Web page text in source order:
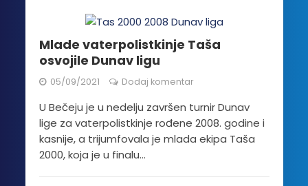
Mlade vaterpolistkinje Taša
osvojile Dunav ligu
05/09/2021 Dodaj komentar
U Bečeju je u nedelju završen turnir Dunav
lige za vaterpolistkinje rođene 2008. godine i
kasnije, a trijumfovala je mlada ekipa Taša
2000, koja je u finalu...